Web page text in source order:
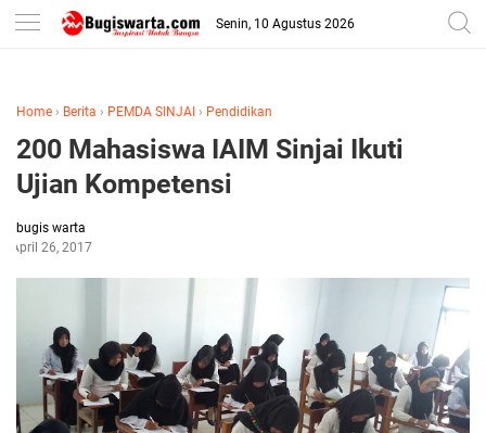
-->
Senin, 10 Agustus 2026
Home › Berita › PEMDA SINJAI › Pendidikan
200 Mahasiswa IAIM Sinjai Ikuti
Ujian Kompetensi
bugis warta
April 26, 2017